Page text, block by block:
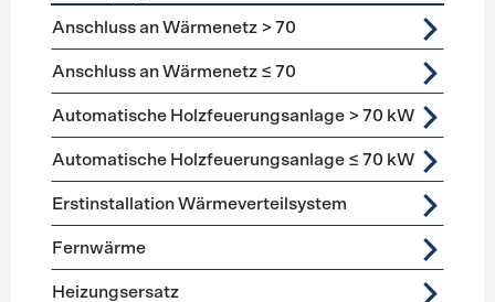
Förderprogramme
Anschluss an Wärmenetz > 70
Anschluss an Wärmenetz ≤ 70
Automatische Holzfeuerungsanlage > 70 kW
Automatische Holzfeuerungsanlage ≤ 70 kW
Erstinstallation Wärmeverteilsystem
Fernwärme
Heizungsersatz